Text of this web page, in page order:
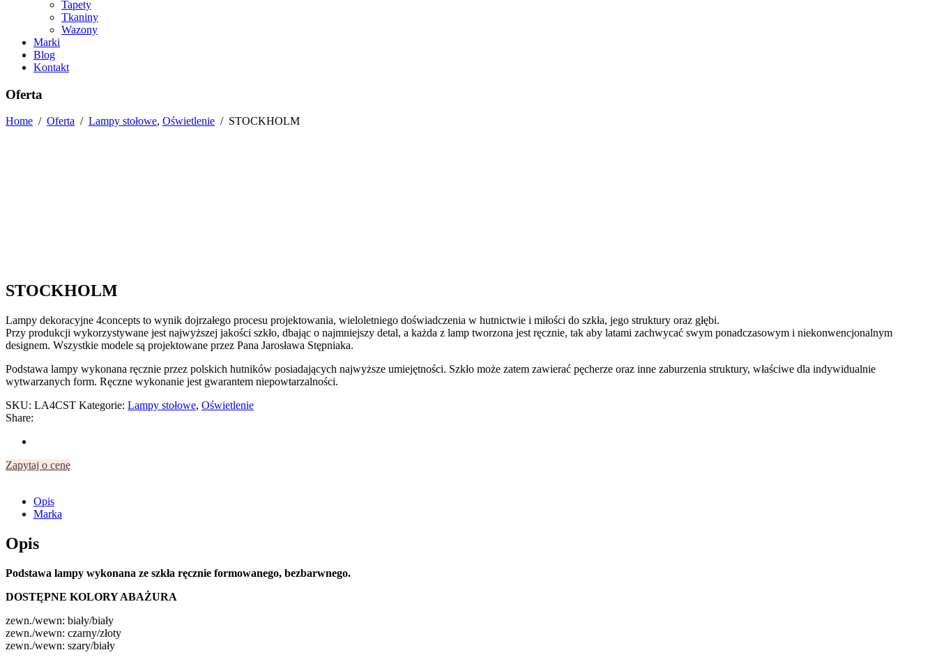
Tapety
Tkaniny
Wazony
Marki
Blog
Kontakt
Oferta
Home / Oferta / Lampy stołowe, Oświetlenie / STOCKHOLM
STOCKHOLM
Lampy dekoracyjne 4concepts to wynik dojrzałego procesu projektowania, wieloletniego doświadczenia w hutnictwie i miłości do szkła, jego struktury oraz głębi.
Przy produkcji wykorzystywane jest najwyższej jakości szkło, dbając o najmniejszy detal, a każda z lamp tworzona jest ręcznie, tak aby latami zachwycać swym ponadczasowym i niekonwencjonalnym
designem. Wszystkie modele są projektowane przez Pana Jarosława Stępniaka.
Podstawa lampy wykonana ręcznie przez polskich hutników posiadających najwyższe umiejętności. Szkło może zatem zawierać pęcherze oraz inne zaburzenia struktury, właściwe dla indywidualnie
wytwarzanych form. Ręczne wykonanie jest gwarantem niepowtarzalności.
SKU: LA4CST Kategorie: Lampy stołowe, Oświetlenie
Share:
Zapytaj o cenę
Opis
Marka
Opis
Podstawa lampy wykonana ze szkła ręcznie formowanego, bezbarwnego.
DOSTĘPNE KOLORY ABAŻURA
zewn./wewn: biały/biały
zewn./wewn: czarny/złoty
zewn./wewn: szary/biały